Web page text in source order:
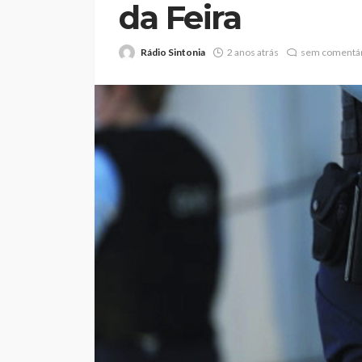
da Feira
Rádio Sintonia 2 anos atrás sem